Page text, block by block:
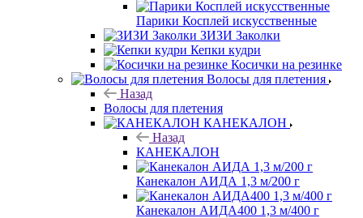
Парики Косплей искусственные
ЗИЗИ Заколки
Кепки кудри
Косички на резинке
Волосы для плетения
Назад
Волосы для плетения
КАНЕКАЛОН
Назад
КАНЕКАЛОН
Канекалон АИДА 1,3 м/200 г
Канекалон АИДА400 1,3 м/400 г